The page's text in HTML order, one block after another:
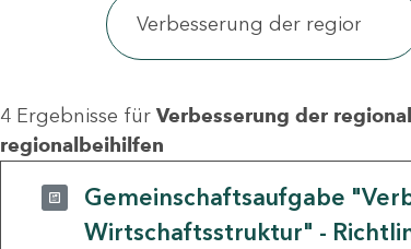
4 Ergebnisse für Verbesserung der
regionalbeihilfen
Gemeinschaftsaufgabe
Wirtschaftsstruktur" -